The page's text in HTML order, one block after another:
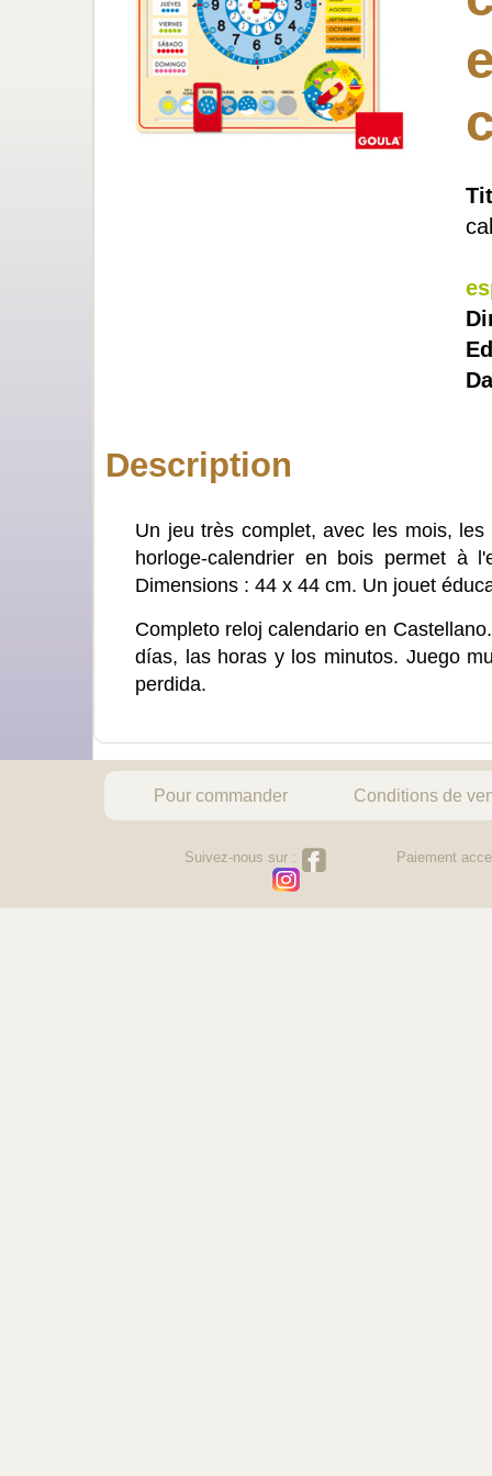
Description
Un jeu très complet, avec les mois,
horloge-calendrier en bois permet à
Dimensions : 44 x 44 cm. Un jouet
Completo reloj calendario en
días, las horas y los minutos. Juego
perdida.
Pour commander Conditions de
Suivez-nous sur : Paiement